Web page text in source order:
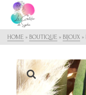
HOME » BOUTIQUE » BIJOUX »